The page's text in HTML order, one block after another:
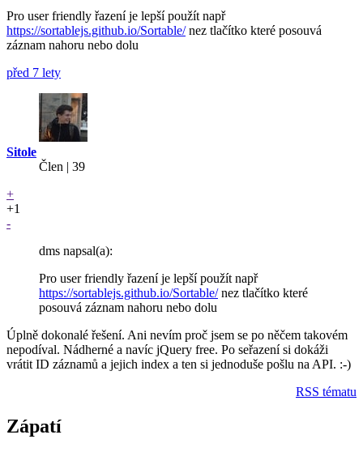
Pro user friendly řazení je lepší použít např
https://sortablejs.github.io/Sortable/nez tlačítko které posouvá
záznam nahoru nebo dolu
před 7 lety
Sitole
Člen | 39
+
+1
-
dms napsal(a):
Pro user friendly řazení je lepší použít např
https://sortablejs.github.io/Sortable/nez tlačítko které
posouvá záznam nahoru nebo dolu
Úplně dokonalé řešení. Ani nevím proč jsem se po něčem takovém
nepodíval. Nádherné a navíc jQuery free. Po seřazení si dokáži
vrátit ID záznamů a jejich index a ten si jednoduše pošlu na API. :-)
RSS tématu
Zápatí